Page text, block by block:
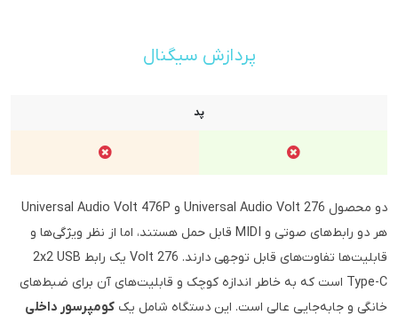
پردازش سیگنال
پد
دو محصول Universal Audio Volt 276 و Universal Audio Volt 476P
هر دو رابط‌های صوتی و MIDI قابل حمل هستند، اما از نظر ویژگی‌ها و
قابلیت‌ها تفاوت‌های قابل توجهی دارند. Volt 276 یک رابط 2x2 USB
Type-C است که به خاطر اندازه کوچک و قابلیت‌های آن برای ضبط‌های
خانگی و جابه‌جایی عالی است. این دستگاه شامل یک کومپرسور داخلی